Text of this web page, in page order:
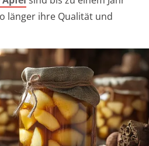
länger ihre Qualität und